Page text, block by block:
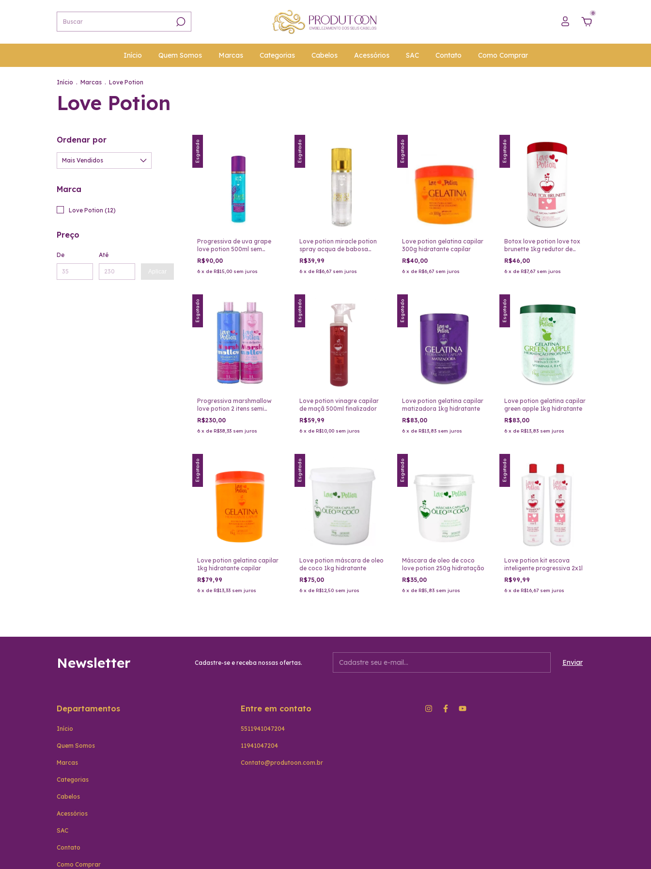
0
Início Quem Somos Marcas Categorias Cabelos Acessórios SAC Contato Como Comprar
Início . Marcas . Love Potion
Love Potion
Ordenar por
Marca
Love Potion (12)
Preço
De Até
Aplicar
Esgotado
Progressiva de uva grape
love potion 500ml sem
formol
R$90,00
6 x de R$15,00 sem juros
Esgotado
Love potion miracle potion
spray acqua de babosa
200ml
R$39,99
6 x deR$6,67 sem juros
Esgotado
Love potion gelatina capilar
300g hidratante capilar
R$40,00
6 x de R$6,67 sem juros
Esgotado
Botox love potion love tox
brunette 1kg redutor de
volume
R$46,00
6 x de R$7,67 sem juros
Esgotado
Progressiva marshmallow
love potion 2 itens semi
definitiva
R$230,00
6 x de R$38,33 sem juros
Esgotado
Love potion vinagre capilar
de maçã 500ml finalizador
R$59,99
6 x deR$10,00 sem juros
Esgotado
Love potion gelatina capilar
matizadora 1kg hidratante
R$83,00
6 x de R$13,83 sem juros
Esgotado
Love potion gelatina capilar
green apple 1kg hidratante
R$83,00
6 x de R$13,83 sem juros
Esgotado
Love potion gelatina capilar
1kg hidratante capilar
R$79,99
6 x de R$13,33 sem juros
Esgotado
Love potion máscara de oleo
de coco 1kg hidratante
R$75,00
6 x deR$12,50 sem juros
Esgotado
Máscara de oleo de coco
love potion 250g hidratação
R$35,00
6 x de R$5,83 sem juros
Esgotado
Love potion kit escova
inteligente progressiva 2x1l
R$99,99
6 x de R$16,67 sem juros
Newsletter Cadastre-se e receba nossas ofertas.
Departamentos
Início
Quem Somos
Marcas
Categorias
Cabelos
Acessórios
SAC
Contato
Como Comprar
Entre em contato
5511941047204
11941047204
Contato@produtoon.com.br